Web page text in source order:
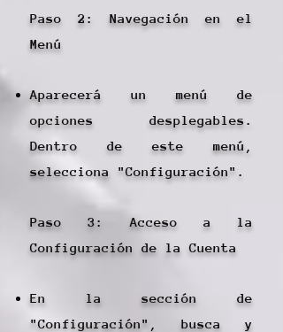
Paso 2: Navegación en el
Menú
Aparecerá un menú de
opciones desplegables.
Dentro de este menú,
selecciona "Configuración".
Paso 3: Acceso a la
Configuración de la Cuenta
En la sección de
"Configuración", busca y